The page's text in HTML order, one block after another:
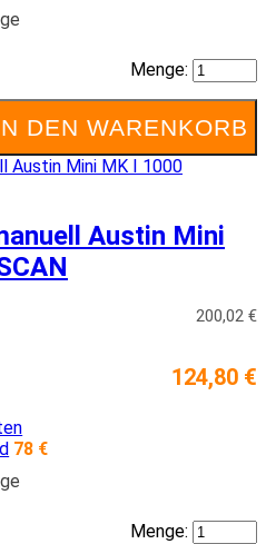
Menge:
DEN WARENKORB
Austin Mini
200,02 €
124,80 €
78 €
Menge: